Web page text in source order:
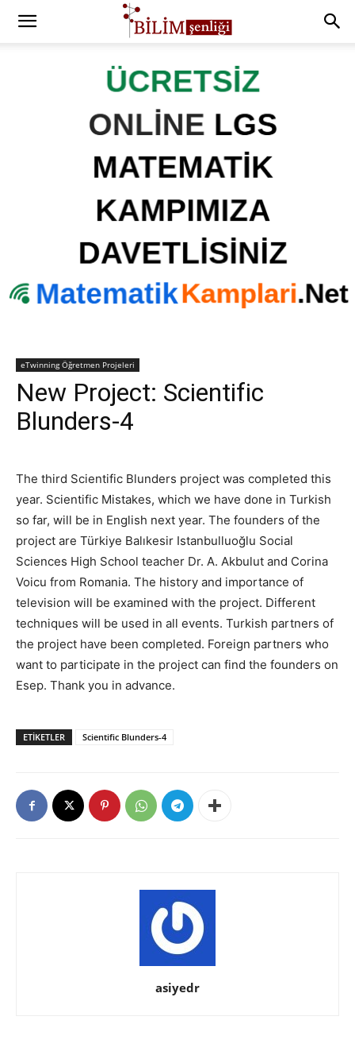
eTwinning Öğretmen Projeleri
New Project: Scientific
Blunders-4
The third Scientific Blunders project was completed this
year. Scientific Mistakes, which we have done in Turkish
so far, will be in English next year. The founders of the
project are Türkiye Balıkesir Istanbulluoğlu Social
Sciences High School teacher Dr. A. Akbulut and Corina
Voicu from Romania. The history and importance of
television will be examined with the project. Different
techniques will be used in all events. Turkish partners of
the project have been completed. Foreign partners who
want to participate in the project can find the founders on
Esep. Thank you in advance.
ETIKETLER Scientific Blunders-4
asiyedr